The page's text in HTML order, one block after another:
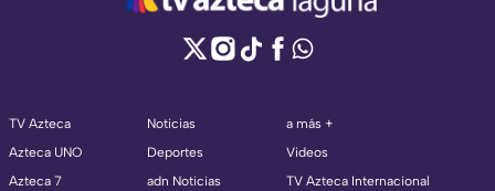
TV Azteca
Azteca UNO
Azteca 7
Noticias
Deportes
adn Noticias
a más +
Videos
TV Azteca Internacional